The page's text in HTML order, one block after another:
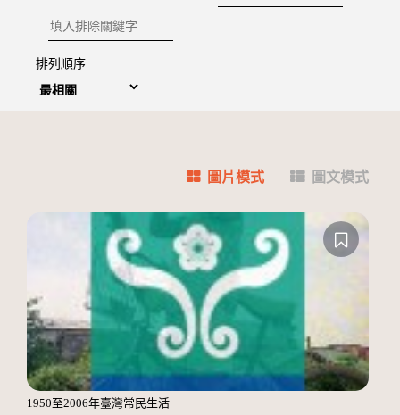
排除關鍵字
排列順序
圖片模式 圖文模式
1950至2006年臺灣常民生活